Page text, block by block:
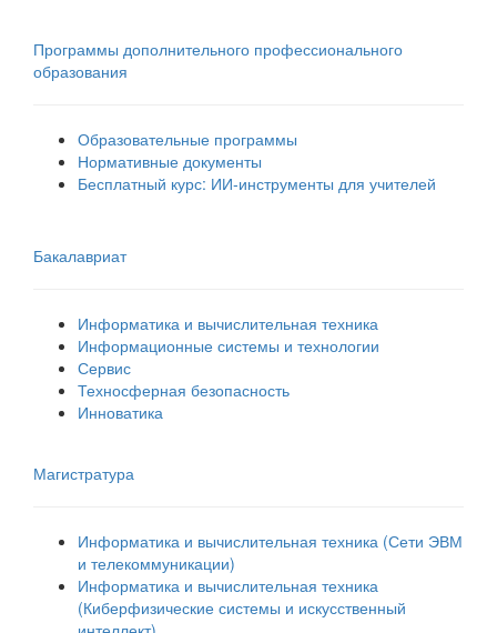
Программы дополнительного профессионального
образования
Образовательные программы
Нормативные документы
Бесплатный курс: ИИ‑инструменты для учителей
Бакалавриат
Информатика и вычислительная техника
Информационные системы и технологии
Сервис
Техносферная безопасность
Инноватика
Магистратура
Информатика и вычислительная техника (Сети ЭВМ
и телекоммуникации)
Информатика и вычислительная техника
(Киберфизические системы и искусственный